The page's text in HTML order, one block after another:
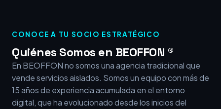
CONOCE A TU SOCIO ESTRATÉGICO
Quiénes Somos en BEOFFON ®
En BEOFFON no somos una agencia tradicional que
vende servicios aislados. Somos un equipo con más de
15 años de experiencia acumulada en el entorno
digital, que ha evolucionado desde los inicios del